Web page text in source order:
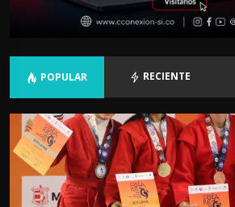
POPULAR RECIENTE